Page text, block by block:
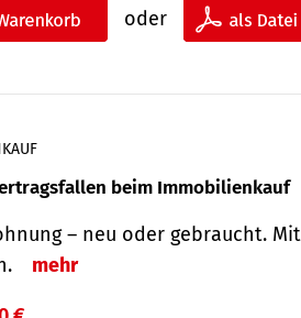
oder
beim Immobilienkauf
– neu oder gebraucht.
mehr